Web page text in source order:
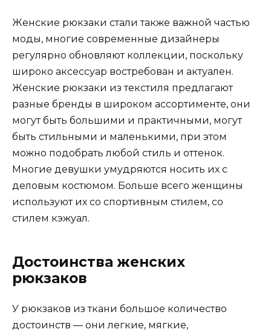
Женские рюкзаки стали также важной частью
моды, многие современные дизайнеры
регулярно обновляют коллекции, поскольку
широко аксессуар востребован и актуален.
Женские рюкзаки из текстиля предлагают
разные бренды в широком ассортименте, они
могут быть большими и практичными, могут
быть стильными и маленькими, при этом
можно подобрать любой стиль и оттенок.
Многие девушки умудряются носить их с
деловым костюмом. Больше всего женщины
используют их со спортивным стилем, со
стилем кэжуал.
Достоинства женских
рюкзаков
У рюкзаков из ткани большое количество
достоинств — они легкие, мягкие,